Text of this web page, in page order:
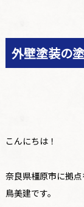
外壁塗装の
こんにちは！
奈良県橿原市に拠
鳥美建です。